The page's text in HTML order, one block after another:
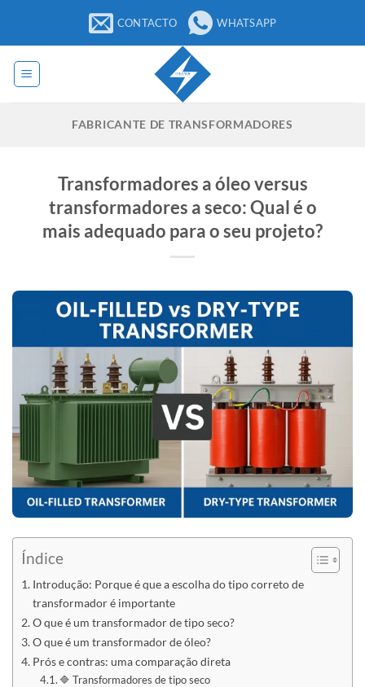
o
conteúdo
CONTACTO WHATSAPP
FABRICANTE DE TRANSFORMADORES
Transformadores a óleo versus
transformadores a seco: Qual é o
mais adequado para o seu projeto?
Índice
Introdução: Porque é que a escolha do tipo correto de
transformador é importante
O que é um transformador de tipo seco?
O que é um transformador de óleo?
Prós e contras: uma comparação direta
🔷 Transformadores de tipo seco